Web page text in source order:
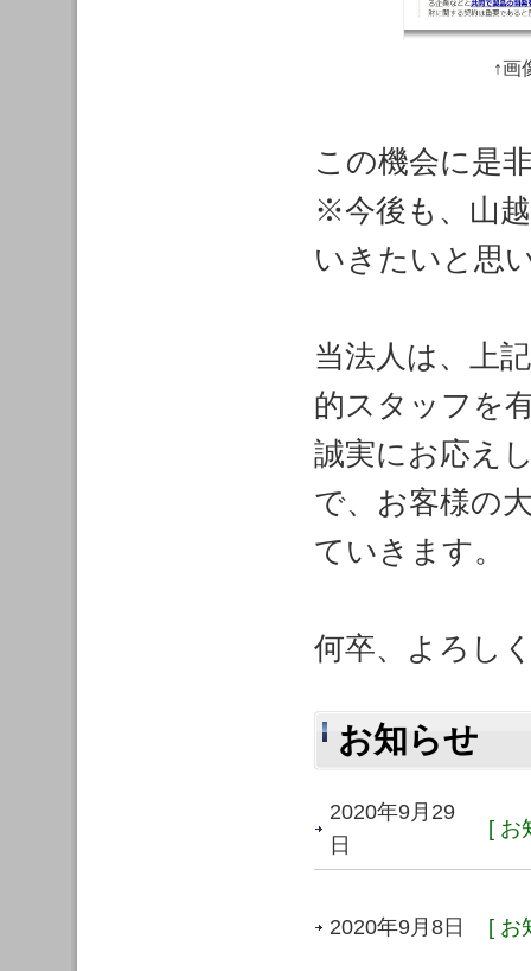
↑画
この機会に是
※今後も、山
いきたいと思
当法人は、上
的スタッフを
誠実にお応え
で、お客様の
ていきます。
何卒、よろし
お知らせ
2020年9月29
日
[ お
2020年9月8日 [ お